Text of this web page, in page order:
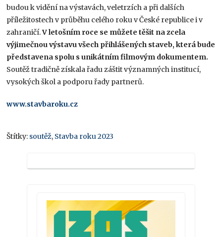
budou k vidění na výstavách, veletrzích a při dalších
příležitostech v průběhu celého roku v České republice i v
zahraničí.V letošním roce se můžete těšit na zcela
výjimečnou výstavu všech přihlášených staveb, která bude
představena spolu s unikátním filmovým dokumentem.
Soutěž tradičně získala řadu záštit významných institucí,
vysokých škol a podporu řady partnerů.
www.stavbaroku.cz
Štítky: soutěž, Stavba roku 2023